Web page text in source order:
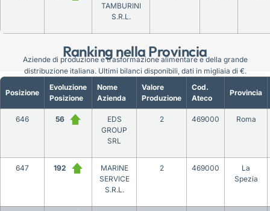
Ranking nella Provincia
TAMBURINI
S.R.L.
Posizione
Evoluzione
Posizione
Nome
Azienda
Valore
Produzione
Cod.
Ateco
Provincia
646 56
EDS
GROUP
SRL
2 469000 Roma
647 192
MARINE
SERVICE
S.R.L.
2 469000
La
Spezia
Aziende di produzione e trasformazione alimentare e della grande
distribuzione italiana. Ultimi bilanci disponibili, dati in migliaia di €.